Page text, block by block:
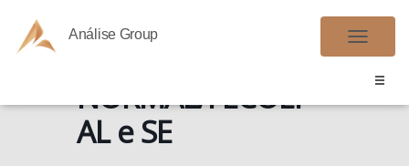
Análise Group
A
NORMAL/FECOEP –
AL e SE